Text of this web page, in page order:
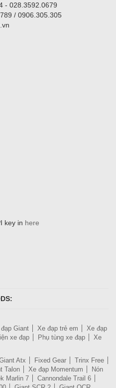
- 028.3592.0679
/ 0906.305.305
key in here
Giant Xe đạp trẻ em
Xe đạp
xe đạp Phụ tùng xe đạp
Xe
Atx Fixed Gear
Trinx Free
Talon Xe đạp Momentum
Nón
Marlin 7
Cannondale Trail 6